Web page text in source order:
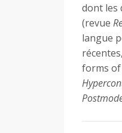
dont les
(revue
langue
forms